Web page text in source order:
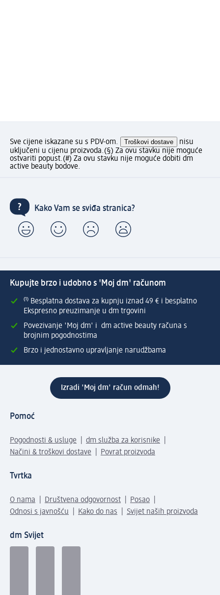
Sve cijene iskazane su s PDV-om. Troškovi dostave
nisu
uključeni u cijenu proizvoda.(§) Za ovu stavku nije moguće
ostvariti popust.(#) Za ovu stavku nije moguće dobiti dm
active beauty bodove.
Kako Vam se sviđa stranica?
Kupujte brzo i udobno s 'Moj dm' računom
⁽¹⁾ Besplatna dostava za kupnju iznad 49 € i besplatno
Ekspresno preuzimanje u dm trgovini
Povezivanje 'Moj dm' i dm active beauty računa s
brojnim pogodnostima
Brzo i jednostavno upravljanje narudžbama
Izradi 'Moj dm' račun odmah!
Pomoć
Pogodnosti & usluge
dm služba za korisnike
Načini & troškovi dostave
Povrat proizvoda
Tvrtka
O nama Društvena odgovornost
Posao
Odnosi s javnošću
Kako do nas Svijet naših proizvoda
dm Svijet